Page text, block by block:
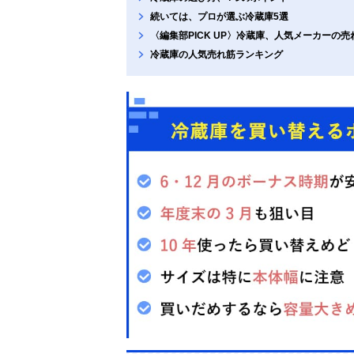
続いては、プロが選ぶ冷蔵庫5選
〈編集部PICK UP〉冷蔵庫、人気メーカーの売
冷蔵庫の人気売れ筋ランキング